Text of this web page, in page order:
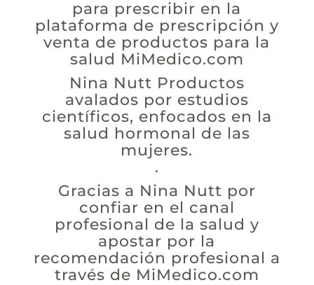
para prescribir en la
plataforma de prescripción y
venta de productos para la
salud MiMedico.com
Nina Nutt Productos
avalados por estudios
científicos, enfocados en la
salud hormonal de las
mujeres.
.
Gracias a Nina Nutt por
confiar en el canal
profesional de la salud y
apostar por la
recomendación profesional a
través de MiMedico.com